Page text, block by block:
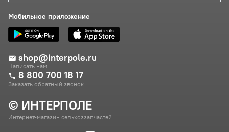
© ИНТЕРПОЛЕ
Интернет-магазин сельхоззапчастей
Мобильное приложение
shop@interpole.ru
Написать нам
8 800 700 18 17
Заказать обратный звонок